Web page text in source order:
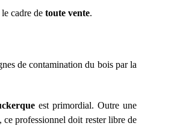
cadre de toute vente.
de contamination du bois par la
est primordial. Outre une
professionnel doit rester libre de